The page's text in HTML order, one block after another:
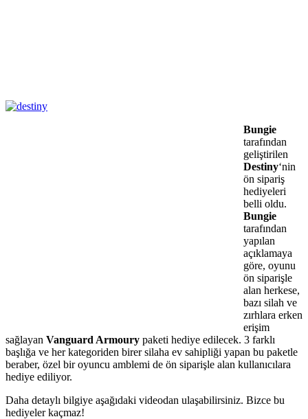
Bungie
tarafından
geliştirilen
Destiny‘nin
ön sipariş
hediyeleri
belli oldu.
Bungie
tarafından
yapılan
açıklamaya
göre, oyunu
ön siparişle
alan herkese,
bazı silah ve
zırhlara erken
erişim
sağlayan Vanguard Armoury paketi hediye edilecek. 3 farklı
başlığa ve her kategoriden birer silaha ev sahipliği yapan bu paketle
beraber, özel bir oyuncu amblemi de ön siparişle alan kullanıcılara
hediye ediliyor.
Daha detaylı bilgiye aşağıdaki videodan ulaşabilirsiniz. Bizce bu
hediyeler kaçmaz!